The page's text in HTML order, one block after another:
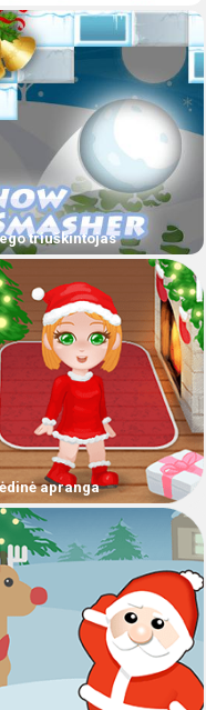
triuškintojas
apranga